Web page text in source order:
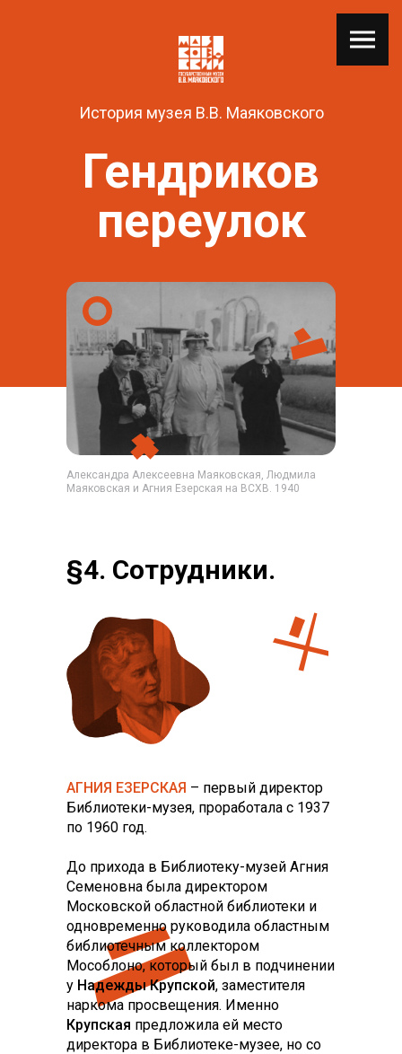
Гендриков
переулок
История музея В.В. Маяковского
Александра Алексеевна Маяковская, Людмила
Маяковская и Агния Езерская на ВСХВ. 1940
§4. Сотрудники.
АГНИЯ ЕЗЕРСКАЯ – первый директор
Библиотеки-музея, проработала с 1937
по 1960 год.
До прихода в Библиотеку-музей Агния
Семеновна была директором
Московской областной библиотеки и
одновременно руководила областным
библиотечным коллектором
Мособлоно, который был в подчинении
у Надежды Крупской, заместителя
наркома просвещения. Именно
Крупская предложила ей место
директора в Библиотеке-музее, но со